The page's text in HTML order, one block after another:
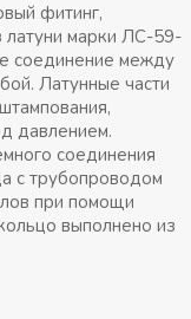
фитинг,
латуни марки ЛС-59-
соединение между
Латунные части
давлением.
соединения
с трубопроводом
при помощи
выполнено из